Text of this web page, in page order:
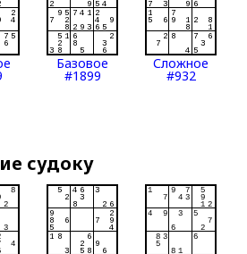
Базовое
#1899
Сложное
#932
судоку